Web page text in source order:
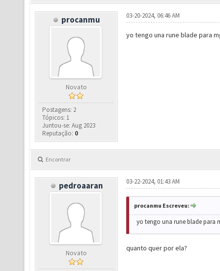
procanmu
Novato
Postagens: 2
Tópicos: 1
Juntou-se: Aug 2023
Reputação: 0
03-20-2024, 06:46 AM
yo tengo una rune blade para
Encontrar
pedroaaran
Novato
03-22-2024, 01:43 AM
procanmu Escreveu:
yo tengo una rune blade para
quanto quer por ela?